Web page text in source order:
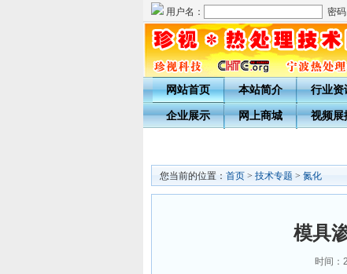
用户名： 密码
网站首页 本站简介 行业资
企业展示 网上商城 视频展
您当前的位置： 首页 > 技术专题 > 氮化
模具
时间：